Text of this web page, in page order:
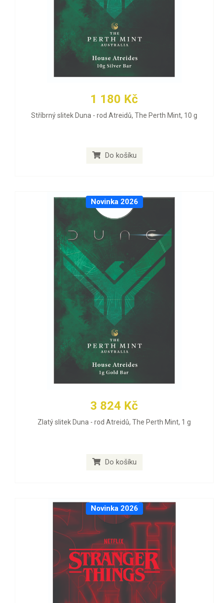
1 180 Kč
Stříbrný slitek Duna - rod Atreidů, The Perth Mint, 10 g
Do košíku
Novinka 2026
3 824 Kč
Zlatý slitek Duna - rod Atreidů, The Perth Mint, 1 g
Do košíku
Novinka 2026